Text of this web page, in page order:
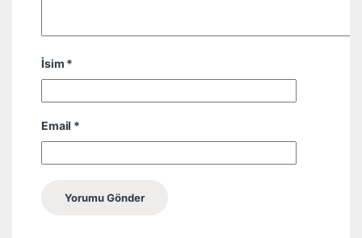
İsim *
Email *